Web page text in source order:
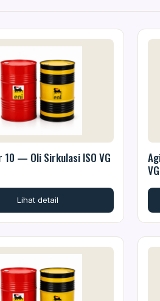
10 — Oli Sirkulasi ISO VG
Lihat detail